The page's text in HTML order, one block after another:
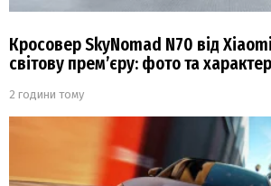
Кросовер SkyNomad N70 від
світову прем’єру: фото та
2 години тому